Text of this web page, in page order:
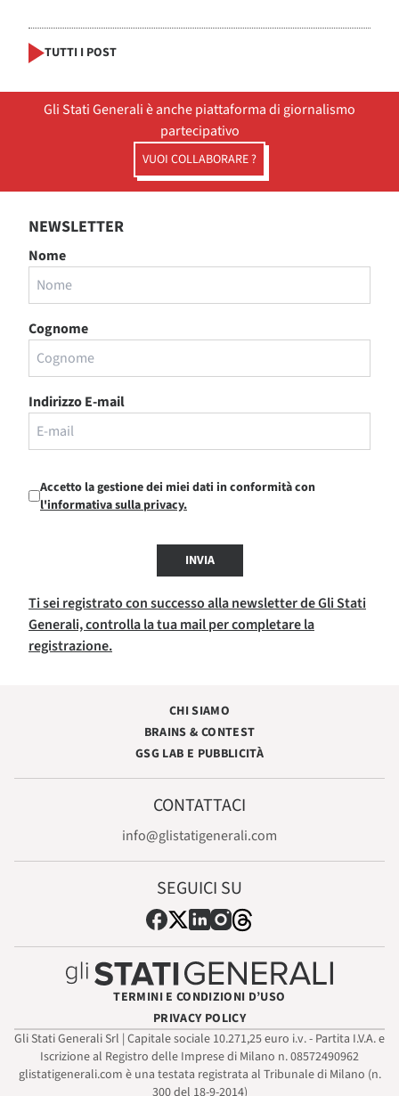
TUTTI I POST
Gli Stati Generali è anche piattaforma di giornalismo
partecipativo
VUOI COLLABORARE ?
NEWSLETTER
Nome
Cognome
Indirizzo E-mail
Accetto la gestione dei miei dati in conformità con
l'informativa sulla privacy.
INVIA
Ti sei registrato con successo alla newsletter de Gli Stati
Generali, controlla la tua mail per completare la
registrazione.
CHI SIAMO
BRAINS & CONTEST
GSG LAB E PUBBLICITÀ
CONTATTACI
info@glistatigenerali.com
SEGUICI SU
TERMINI E CONDIZIONI D’USO
PRIVACY POLICY
Gli Stati Generali Srl | Capitale sociale 10.271,25 euro i.v. - Partita I.V.A. e
Iscrizione al Registro delle Imprese di Milano n. 08572490962
glistatigenerali.com è una testata registrata al Tribunale di Milano (n.
300 del 18-9-2014)